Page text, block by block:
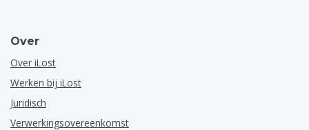
Over
Over iLost
Werken bij iLost
Juridisch
Verwerkingsovereenkomst